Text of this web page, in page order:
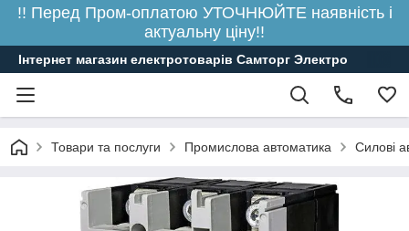
!! Перед Пром-оплатою УТОЧНЮЙТЕ наявність і
актуальну ціну!!
Інтернет магазин електротоварів Самторг Электро
Товари та послуги Промислова автоматика Силові